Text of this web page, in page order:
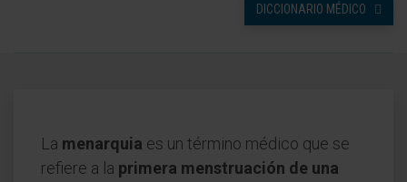
DICCIONARIO MÉDICO
La menarquia es un término médico que se
refiere a la primera menstruación de una